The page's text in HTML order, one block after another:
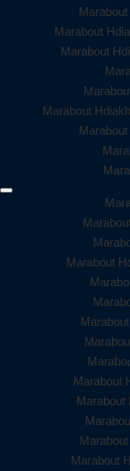
Marabout
Marabout
Marabout
Marabout
Marabout
Marabout
Marabout